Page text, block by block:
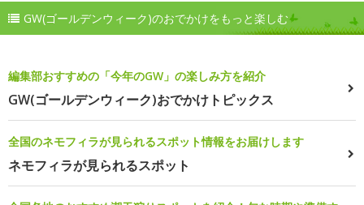
GW(ゴールデンウィーク)のおでかけをもっと楽しむ
編集部おすすめの「今年のGW」の楽しみ方を紹介
GW(ゴールデンウィーク)おでかけトピックス
全国のネモフィラが見られるスポット情報をお届けします
ネモフィラが見られるスポット